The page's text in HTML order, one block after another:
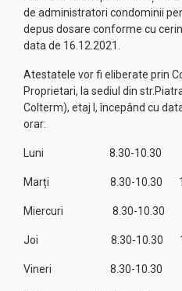
de administratori condominii
depus dosare conforme cu
data de 16.12.2021.
Atestatele vor fi eliberate prin
Proprietari, la sediul din
Colterm), etaj I, începând cu
orar:
Luni 8.30-10.30
Marți 8.30-10.30
Miercuri 8.30-10.30
Joi 8.30-10.30
Vineri 8.30-10.30